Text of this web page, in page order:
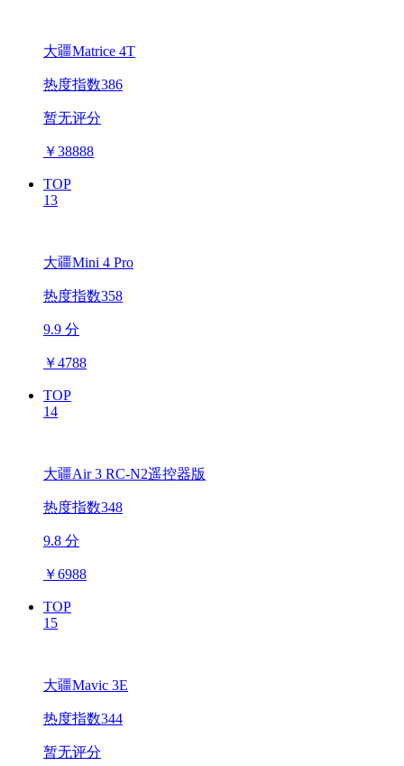
大疆Matrice 4T
热度指数386
暂无评分
￥38888
TOP
13
大疆Mini 4 Pro
热度指数358
9.9 分
￥4788
TOP
14
大疆Air 3 RC-N2遥控器版
热度指数348
9.8 分
￥6988
TOP
15
大疆Mavic 3E
热度指数344
暂无评分